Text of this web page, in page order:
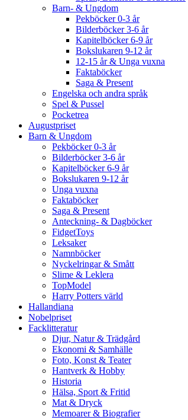
Barn- & Ungdom
Pekböcker 0-3 år
Bilderböcker 3-6 år
Kapitelböcker 6-9 år
Bokslukaren 9-12 år
12-15 år & Unga vuxna
Faktaböcker
Saga & Present
Engelska och andra språk
Spel & Pussel
Pocketrea
Augustpriset
Barn & Ungdom
Pekböcker 0-3 år
Bilderböcker 3-6 år
Kapitelböcker 6-9 år
Bokslukaren 9-12 år
Unga vuxna
Faktaböcker
Saga & Present
Anteckning- & Dagböcker
FidgetToys
Leksaker
Namnböcker
Nyckelringar & Smått
Slime & Leklera
TopModel
Harry Potters värld
Hallandiana
Nobelpriset
Facklitteratur
Djur, Natur & Trädgård
Ekonomi & Samhälle
Foto, Konst & Teater
Hantverk & Hobby
Historia
Hälsa, Sport & Fritid
Mat & Dryck
Memoarer & Biografier